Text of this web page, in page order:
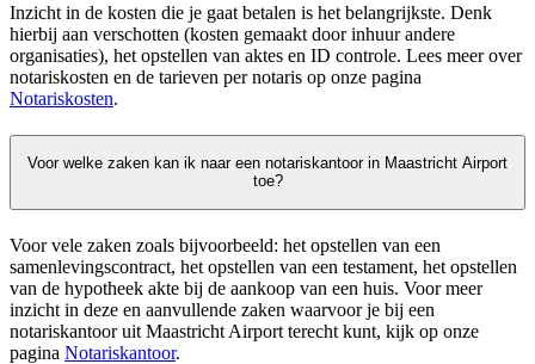
Inzicht in de kosten die je gaat betalen is het belangrijkste. Denk
hierbij aan verschotten (kosten gemaakt door inhuur andere
organisaties), het opstellen van aktes en ID controle. Lees meer over
notariskosten en de tarieven per notaris op onze pagina
Notariskosten.
Voor welke zaken kan ik naar een notariskantoor in Maastricht Airport
toe?
Voor vele zaken zoals bijvoorbeeld: het opstellen van een
samenlevingscontract, het opstellen van een testament, het opstellen
van de hypotheek akte bij de aankoop van een huis. Voor meer
inzicht in deze en aanvullende zaken waarvoor je bij een
notariskantoor uit Maastricht Airport terecht kunt, kijk op onze
pagina Notariskantoor.